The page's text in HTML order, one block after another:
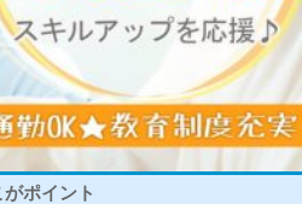
がポイント